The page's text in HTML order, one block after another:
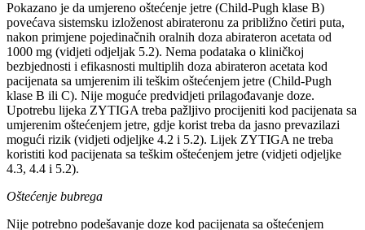
Pokazano je da umjereno oštećenje jetre (Child-Pugh klase B)
povećava sistemsku izloženost abirateronu za približno četiri puta,
nakon primjene pojedinačnih oralnih doza abirateron acetata od
1000 mg (vidjeti odjeljak 5.2). Nema podataka o kliničkoj
bezbjednosti i efikasnosti multiplih doza abirateron acetata kod
pacijenata sa umjerenim ili teškim oštećenjem jetre (Child-Pugh
klase B ili C). Nije moguće predvidjeti prilagođavanje doze.
Upotrebu lijeka ZYTIGA treba pažljivo procijeniti kod pacijenata sa
umjerenim oštećenjem jetre, gdje korist treba da jasno prevazilazi
mogući rizik (vidjeti odjeljke 4.2 i 5.2). Lijek ZYTIGA ne treba
koristiti kod pacijenata sa teškim oštećenjem jetre (vidjeti odjeljke
4.3, 4.4 i 5.2).
Oštećenje bubrega
Nije potrebno podešavanje doze kod pacijenata sa oštećenjem